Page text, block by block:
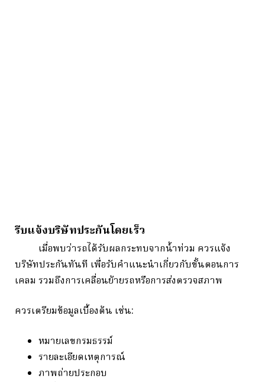
รีบแจ้งบริษัทประกันโดยเร็ว
เมื่อพบว่ารถได้รับผลกระทบจากน้ำท่วม ควรแจ้ง
บริษัทประกันทันที เพื่อรับคำแนะนำเกี่ยวกับขั้นตอนการ
เคลม รวมถึงการเคลื่อนย้ายรถหรือการส่งตรวจสภาพ
ควรเตรียมข้อมูลเบื้องต้น เช่น:
หมายเลขกรมธรรม์
รายละเอียดเหตุการณ์
ภาพถ่ายประกอบ